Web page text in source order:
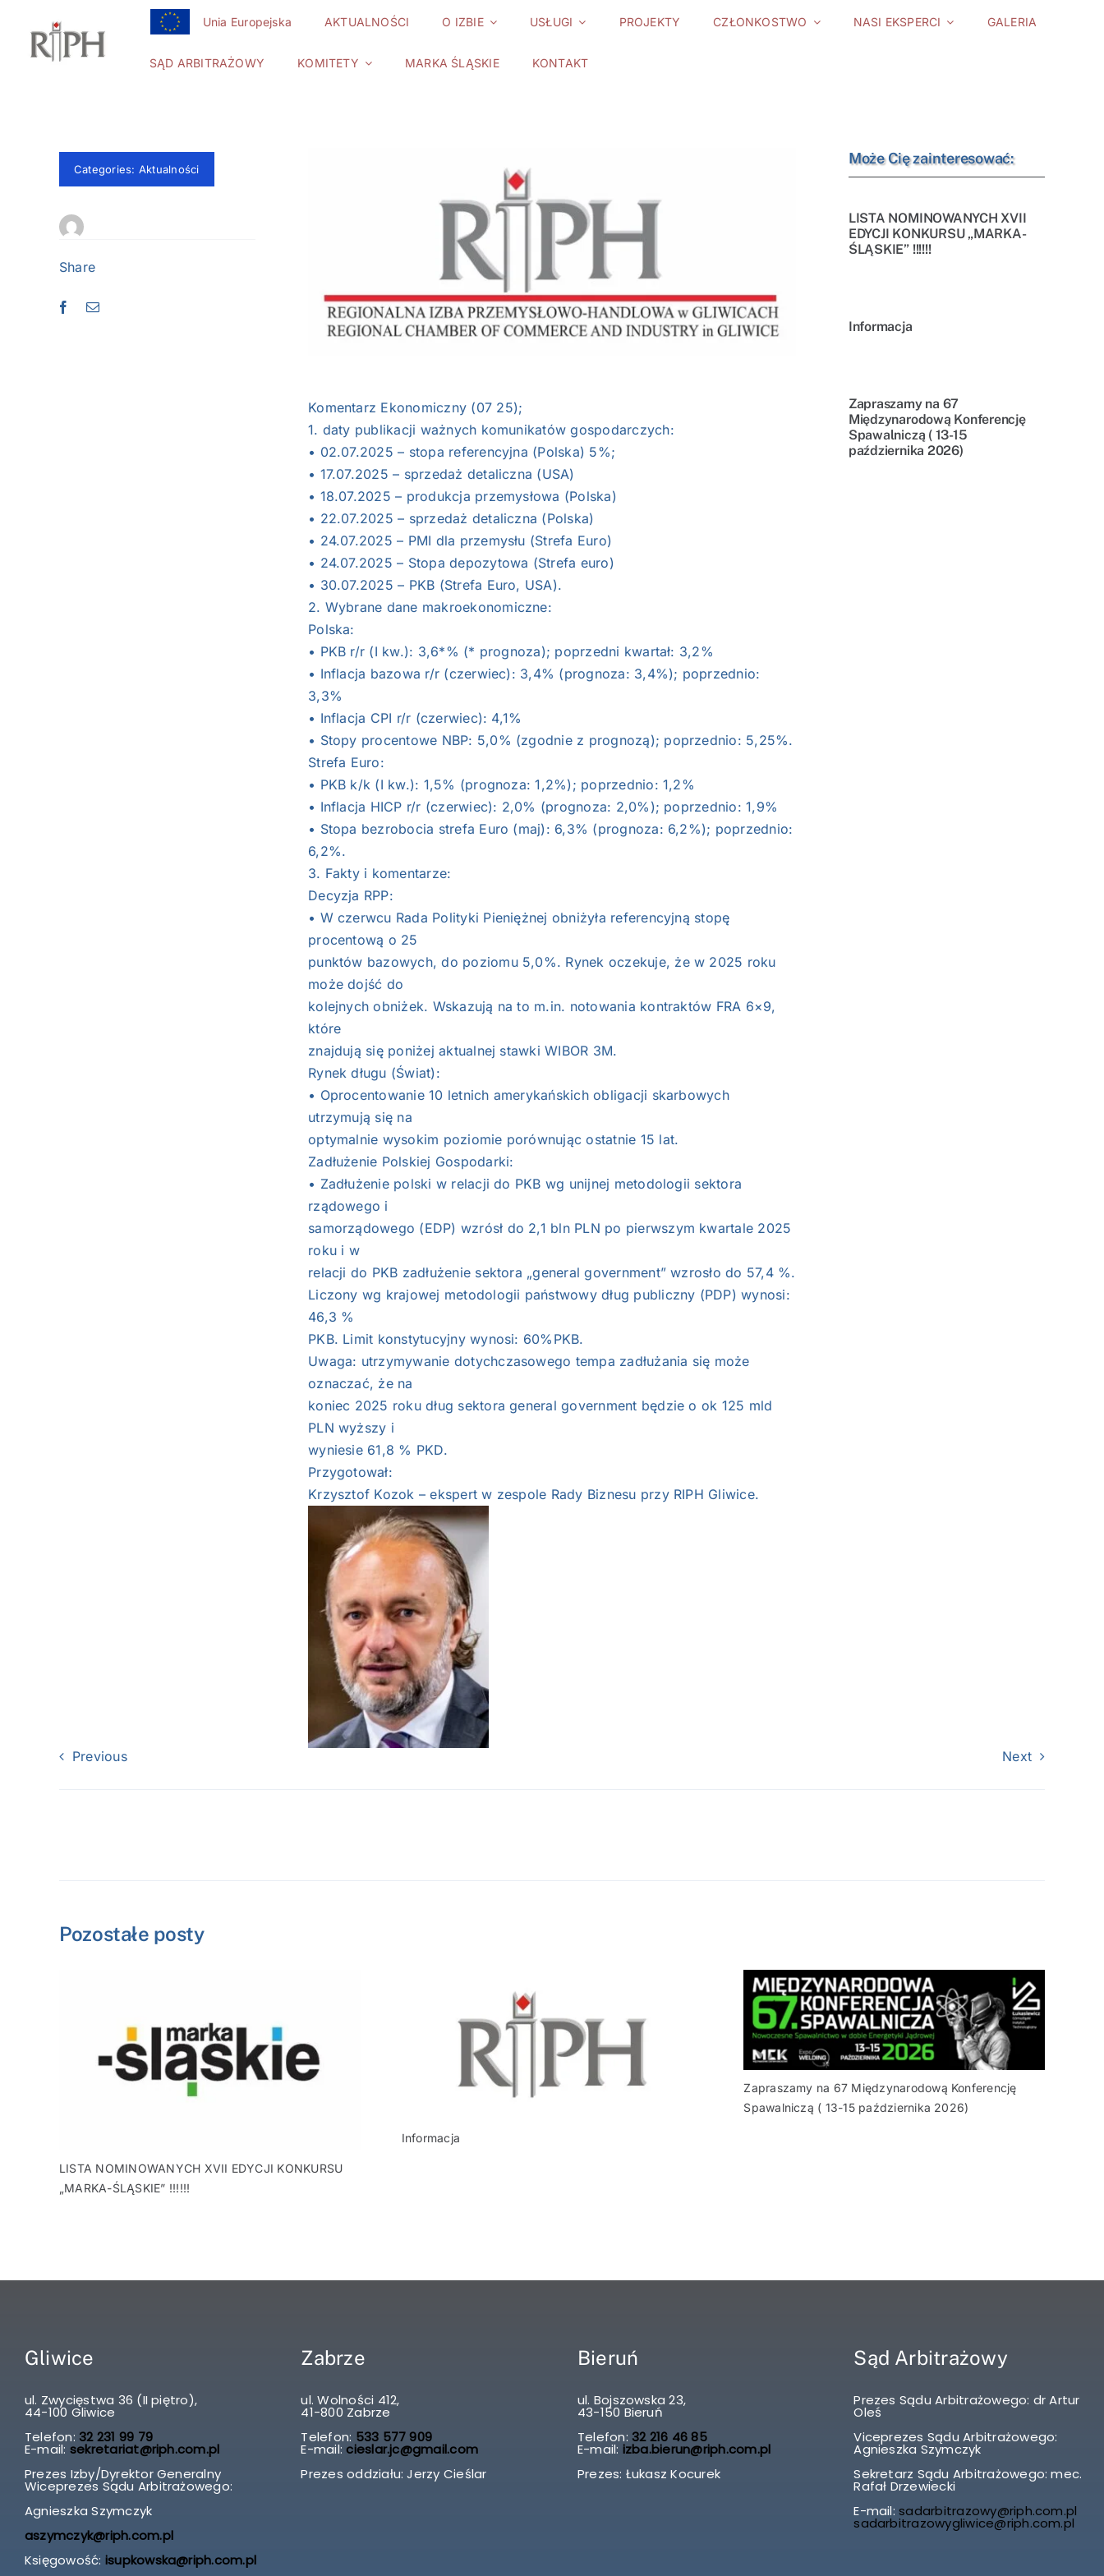
zawartości
Unia Europejska AKTUALNOŚCI O IZBIE USŁUGI PROJEKTY CZŁONKOSTWO NASI EKSPERCI GALERIA
SĄD ARBITRAŻOWY KOMITETY MARKA ŚLĄSKIE KONTAKT
Categories: Aktualności
Share
Komentarz Ekonomiczny (07 25);
1. daty publikacji ważnych komunikatów gospodarczych:
• 02.07.2025 – stopa referencyjna (Polska) 5%;
• 17.07.2025 – sprzedaż detaliczna (USA)
• 18.07.2025 – produkcja przemysłowa (Polska)
• 22.07.2025 – sprzedaż detaliczna (Polska)
• 24.07.2025 – PMI dla przemysłu (Strefa Euro)
• 24.07.2025 – Stopa depozytowa (Strefa euro)
• 30.07.2025 – PKB (Strefa Euro, USA).
2. Wybrane dane makroekonomiczne:
Polska:
• PKB r/r (I kw.): 3,6*% (* prognoza); poprzedni kwartał: 3,2%
• Inflacja bazowa r/r (czerwiec): 3,4% (prognoza: 3,4%); poprzednio:
3,3%
• Inflacja CPI r/r (czerwiec): 4,1%
• Stopy procentowe NBP: 5,0% (zgodnie z prognozą); poprzednio: 5,25%.
Strefa Euro:
• PKB k/k (I kw.): 1,5% (prognoza: 1,2%); poprzednio: 1,2%
• Inflacja HICP r/r (czerwiec): 2,0% (prognoza: 2,0%); poprzednio: 1,9%
• Stopa bezrobocia strefa Euro (maj): 6,3% (prognoza: 6,2%); poprzednio:
6,2%.
3. Fakty i komentarze:
Decyzja RPP:
• W czerwcu Rada Polityki Pieniężnej obniżyła referencyjną stopę
procentową o 25
punktów bazowych, do poziomu 5,0%. Rynek oczekuje, że w 2025 roku
może dojść do
kolejnych obniżek. Wskazują na to m.in. notowania kontraktów FRA 6×9,
które
znajdują się poniżej aktualnej stawki WIBOR 3M.
Rynek długu (Świat):
• Oprocentowanie 10 letnich amerykańskich obligacji skarbowych
utrzymują się na
optymalnie wysokim poziomie porównując ostatnie 15 lat.
Zadłużenie Polskiej Gospodarki:
• Zadłużenie polski w relacji do PKB wg unijnej metodologii sektora
rządowego i
samorządowego (EDP) wzrósł do 2,1 bln PLN po pierwszym kwartale 2025
roku i w
relacji do PKB zadłużenie sektora „general government” wzrosło do 57,4 %.
Liczony wg krajowej metodologii państwowy dług publiczny (PDP) wynosi:
46,3 %
PKB. Limit konstytucyjny wynosi: 60%PKB.
Uwaga: utrzymywanie dotychczasowego tempa zadłużania się może
oznaczać, że na
koniec 2025 roku dług sektora general government będzie o ok 125 mld
PLN wyższy i
wyniesie 61,8 % PKD.
Przygotował:
Krzysztof Kozok – ekspert w zespole Rady Biznesu przy RIPH Gliwice.
Może Cię zainteresować:
LISTA NOMINOWANYCH XVII
EDYCJI KONKURSU „MARKA-
ŚLĄSKIE” !!!!!!
Informacja
Zapraszamy na 67
Międzynarodową Konferencję
Spawalniczą ( 13-15
października 2026)
Previous Next
Pozostałe posty
LISTA NOMINOWANYCH XVII EDYCJI KONKURSU
„MARKA-ŚLĄSKIE” !!!!!!
Informacja
Zapraszamy na 67 Międzynarodową Konferencję
Spawalniczą ( 13-15 października 2026)
Gliwice
ul. Zwycięstwa 36 (II piętro),
44-100 Gliwice
Telefon: 32 231 99 79
E-mail: sekretariat@riph.com.pl
Prezes Izby/Dyrektor Generalny
Wiceprezes Sądu Arbitrażowego:
Agnieszka Szymczyk
aszymczyk@riph.com.pl
Księgowość: isupkowska@riph.com.pl
Zabrze
ul. Wolności 412,
41-800 Zabrze
Telefon: 533 577 909
E-mail: cieslar.jc@gmail.com
Prezes oddziału: Jerzy Cieślar
Bieruń
ul. Bojszowska 23,
43-150 Bieruń
Telefon: 32 216 46 85
E-mail: izba.bierun@riph.com.pl
Prezes: Łukasz Kocurek
Sąd Arbitrażowy
Prezes Sądu Arbitrażowego: dr Artur
Oleś
Viceprezes Sądu Arbitrażowego:
Agnieszka Szymczyk
Sekretarz Sądu Arbitrażowego: mec.
Rafał Drzewiecki
E-mail:sadarbitrazowy@riph.com.pl
sadarbitrazowygliwice@riph.com.pl